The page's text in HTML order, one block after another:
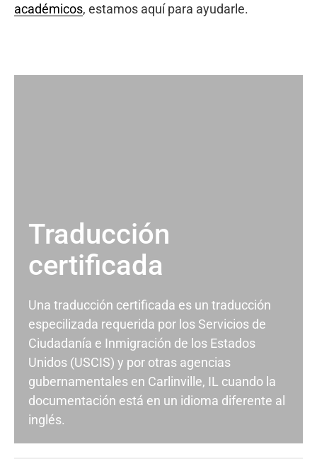
académicos, estamos aquí para ayudarle.
Traducción
certificada
Una traducción certificada es un traducción
especilizada requerida por los Servicios de
Ciudadanía e Inmigración de los Estados
Unidos (USCIS) y por otras agencias
gubernamentales en Carlinville, IL cuando la
documentación está en un idioma diferente al
inglés.